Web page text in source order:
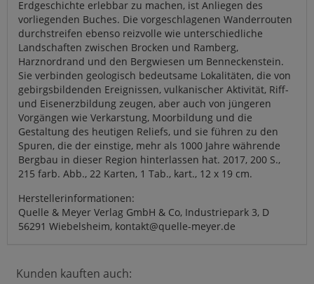
Erdgeschichte erlebbar zu machen, ist Anliegen des
vorliegenden Buches. Die vorgeschlagenen Wanderrouten
durchstreifen ebenso reizvolle wie unterschiedliche
Landschaften zwischen Brocken und Ramberg,
Harznordrand und den Bergwiesen um Benneckenstein.
Sie verbinden geologisch bedeutsame Lokalitäten, die von
gebirgsbildenden Ereignissen, vulkanischer Aktivität, Riff-
und Eisenerzbildung zeugen, aber auch von jüngeren
Vorgängen wie Verkarstung, Moorbildung und die
Gestaltung des heutigen Reliefs, und sie führen zu den
Spuren, die der einstige, mehr als 1000 Jahre währende
Bergbau in dieser Region hinterlassen hat. 2017, 200 S.,
215 farb. Abb., 22 Karten, 1 Tab., kart., 12 x 19 cm.
Herstellerinformationen:
Quelle & Meyer Verlag GmbH & Co, Industriepark 3, D
56291 Wiebelsheim, kontakt@quelle-meyer.de
Kunden kauften auch: